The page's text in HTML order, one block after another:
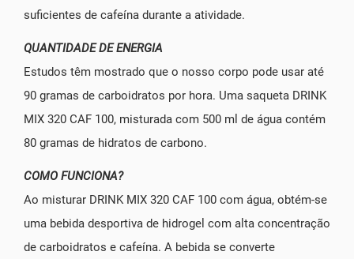
suficientes de cafeína durante a atividade.
QUANTIDADE DE ENERGIA
Estudos têm mostrado que o nosso corpo pode usar até
90 gramas de carboidratos por hora. Uma saqueta DRINK
MIX 320 CAF 100, misturada com 500 ml de água contém
80 gramas de hidratos de carbono.
COMO FUNCIONA?
Ao misturar DRINK MIX 320 CAF 100 com água, obtém-se
uma bebida desportiva de hidrogel com alta concentração
de carboidratos e cafeína. A bebida se converte